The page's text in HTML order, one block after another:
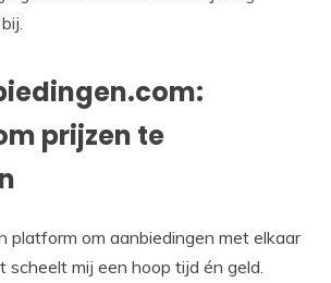
prijzen te
platform om aanbiedingen met elkaar
scheelt mij een hoop tijd én geld.